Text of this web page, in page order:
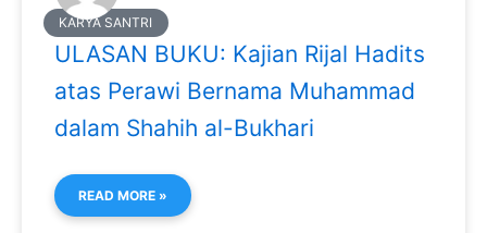
KARYA SANTRI
ULASAN BUKU: Kajian Rijal Hadits
atas Perawi Bernama Muhammad
dalam Shahih al-Bukhari
READ MORE »